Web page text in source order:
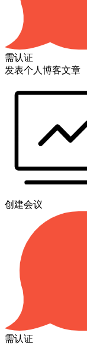
需认证
发表个人博客文章
创建会议
需认证